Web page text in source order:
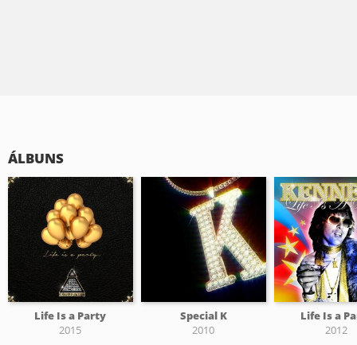
ÁLBUNS
Life Is a Party
2015
Special K
2010
Life Is a
2012